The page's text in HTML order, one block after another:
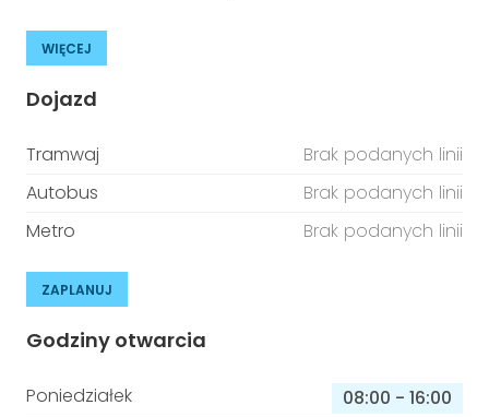
WIĘCEJ
Dojazd
Tramwaj
Brak podanych linii
Autobus
Brak podanych linii
Metro
Brak podanych linii
ZAPLANUJ
Godziny otwarcia
Poniedziałek 08:00 - 16:00